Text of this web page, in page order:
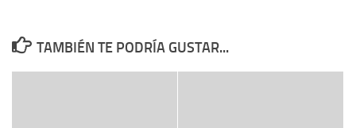
TAMBIÉN TE PODRÍA GUSTAR...